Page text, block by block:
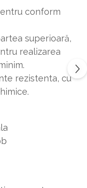
conform
superioară,
realizarea
rezistenta, cu